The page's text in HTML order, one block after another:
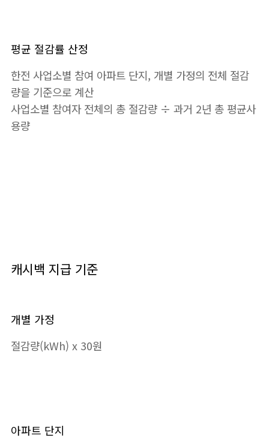
평균 절감률 산정
한전 사업소별 참여 아파트 단지, 개별 가정의 전체 절감
량을 기준으로 계산
사업소별 참여자 전체의 총 절감량 ÷ 과거 2년 총 평균사
용량
캐시백 지급 기준
개별 가정
절감량(kWh) x 30원
아파트 단지